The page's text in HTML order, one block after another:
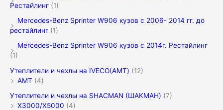
Рестайлинг (1)
Mercedes-Benz Sprinter W906 кузов с 2006- 2014 гг. до
рестайлинг (1)
Mercedes-Benz Sprinter W906 кузов с 2014г. Рестайлинг
(1)
Утеплители и чехлы на IVECO(АМТ) (12)
АМТ (4)
Утеплители и чехлы на SHACMAN (ШАКМАН) (7)
X3000/Х5000 (4)